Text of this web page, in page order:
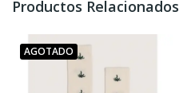
Productos Relacionados
AGOTADO